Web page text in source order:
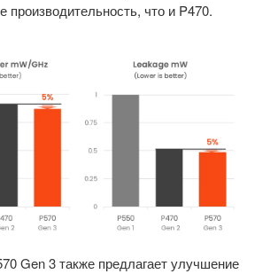
производительность, что и P470.
Gen 3 также предлагает улучшение